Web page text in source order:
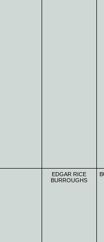
EDGAR RICE
BURROUGHS